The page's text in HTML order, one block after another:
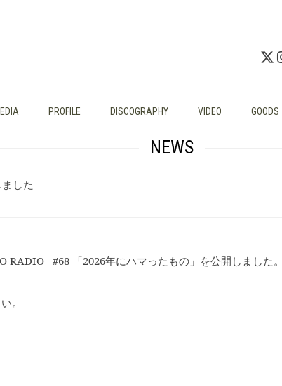
PROFILE DISCOGRAPHY VIDEO GOODS
NEWS
した
RADIO #68 「2026年にハマったもの」を公開しました。
。